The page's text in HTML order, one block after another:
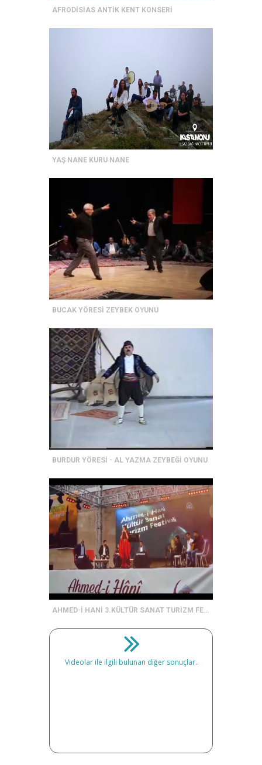
AFRODİSİAS ANTİK KENT KONSERİ
YAŞ NANE KURU NANE
BUCAK YÖRESİ ZEYBEK OYUNU
BURDUR YÖRESİ - AL YAZMA ZEYBEĞİ OYUNU
AHMED-İ HANİ 3.KÜLTÜR SANAT TURİZM FESTİVALİ BAŞLIYOR.
Videolar ile ilgili bulunan diğer sonuçlar..